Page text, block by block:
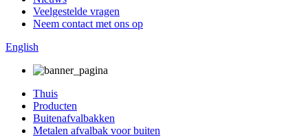
Veelgestelde vragen
Neem contact met ons op
English
Thuis
Producten
Buitenafvalbakken
Metalen afvalbak voor buiten